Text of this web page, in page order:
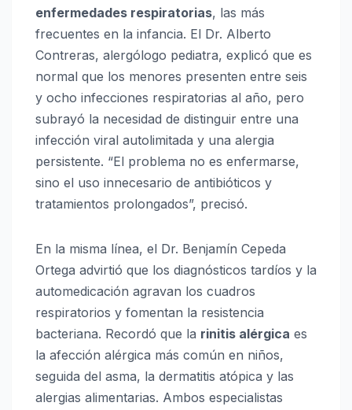
enfermedades respiratorias, las más
frecuentes en la infancia. El Dr. Alberto
Contreras, alergólogo pediatra, explicó que es
normal que los menores presenten entre seis
y ocho infecciones respiratorias al año, pero
subrayó la necesidad de distinguir entre una
infección viral autolimitada y una alergia
persistente. “El problema no es enfermarse,
sino el uso innecesario de antibióticos y
tratamientos prolongados”, precisó.
En la misma línea, el Dr. Benjamín Cepeda
Ortega advirtió que los diagnósticos tardíos y la
automedicación agravan los cuadros
respiratorios y fomentan la resistencia
bacteriana. Recordó que la rinitis alérgica es
la afección alérgica más común en niños,
seguida del asma, la dermatitis atópica y las
alergias alimentarias. Ambos especialistas